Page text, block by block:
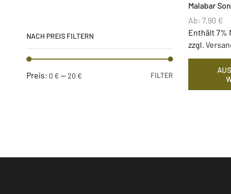
Malabar
Ab: 7,90 €
Enthält 7%
zzgl.
NACH PREIS FILTERN
FILTER
Preis: 0 € —20 €